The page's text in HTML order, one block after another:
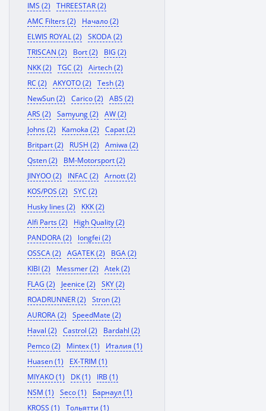
IMS (2)
THREESTAR (2)
AMC Filters (2)
Начало (2)
ELWIS ROYAL (2)
SKODA (2)
TRISCAN (2)
Bort (2)
BIG (2)
NKK (2)
TGC (2)
Airtech (2)
RC (2)
AKYOTO (2)
Tesh (2)
NewSun (2)
Carico (2)
ABS (2)
ARS (2)
Samyung (2)
AW (2)
Johns (2)
Kamoka (2)
Capat (2)
Britpart (2)
RUSH (2)
Amiwa (2)
Qsten (2)
BM-Motorsport (2)
JINYOO (2)
INFAC (2)
Arnott (2)
KOS/POS (2)
SYC (2)
Husky lines (2)
KKK (2)
Alfi Parts (2)
High Quality (2)
PANDORA (2)
longfei (2)
OSSCA (2)
AGATEK (2)
BGA (2)
KIBI (2)
Messmer (2)
Atek (2)
FLAG (2)
Jeenice (2)
SKY (2)
ROADRUNNER (2)
Stron (2)
AURORA (2)
SpeedMate (2)
Haval (2)
Castrol (2)
Bardahl (2)
Pemco (2)
Mintex (1)
Италия (1)
Huasen (1)
EX-TRIM (1)
MIYAKO (1)
DK (1)
IRB (1)
NSM (1)
Seco (1)
Барнаул (1)
KROSS (1)
Тольятти (1)